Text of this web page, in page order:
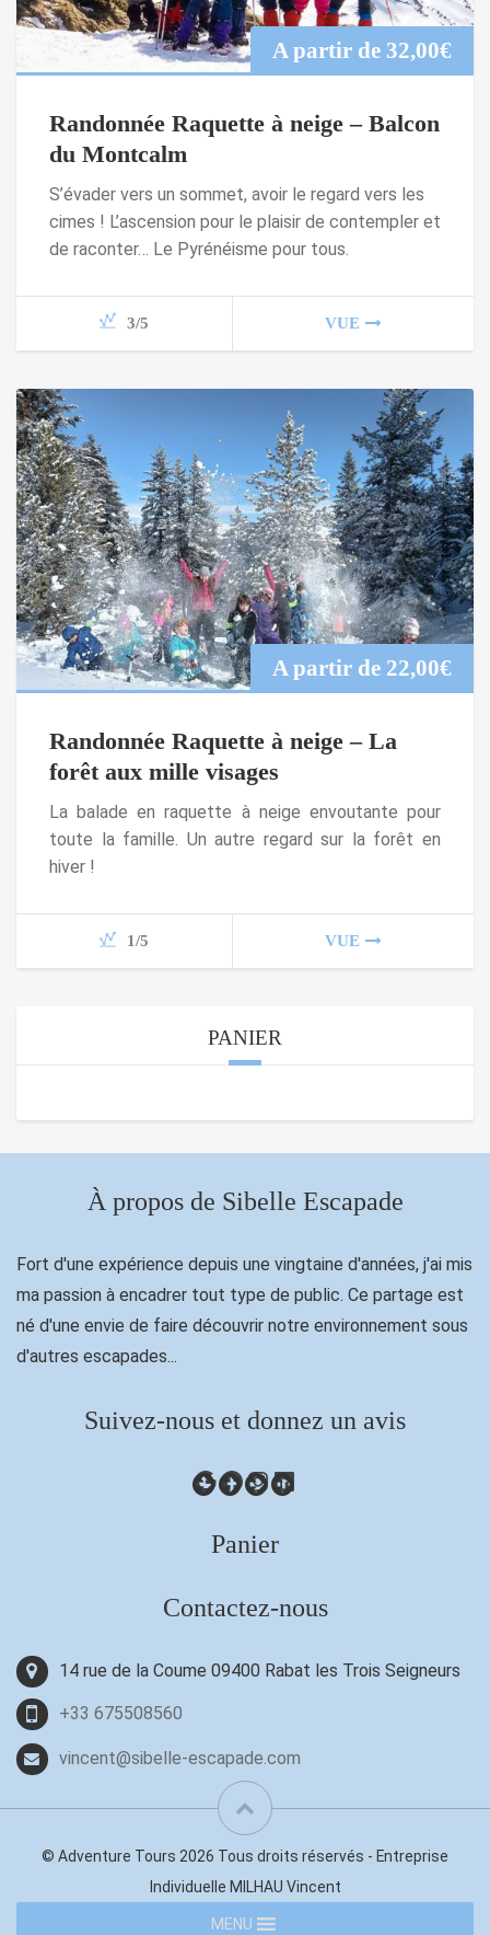
A partir de 32,00€
Randonnée Raquette à neige – Balcon
du Montcalm
S’évader vers un sommet, avoir le regard vers les
cimes ! L’ascension pour le plaisir de contempler et
de raconter… Le Pyrénéisme pour tous.
3/5 VUE
A partir de 22,00€
Randonnée Raquette à neige – La
forêt aux mille visages
La balade en raquette à neige envoutante pour
toute la famille. Un autre regard sur la forêt en
hiver !
1/5 VUE
PANIER
À propos de Sibelle Escapade
Fort d'une expérience depuis une vingtaine d'années, j'ai mis
ma passion à encadrer tout type de public. Ce partage est
né d'une envie de faire découvrir notre environnement sous
d'autres escapades...
Suivez-nous et donnez un avis
Google
Facebook
Instagram
LinkedIn
Panier
Contactez-nous
14 rue de la Coume 09400 Rabat les Trois Seigneurs
+33 675508560
vincent@sibelle-escapade.com
© Adventure Tours 2026 Tous droits réservés - Entreprise
Individuelle MILHAU Vincent
MENU